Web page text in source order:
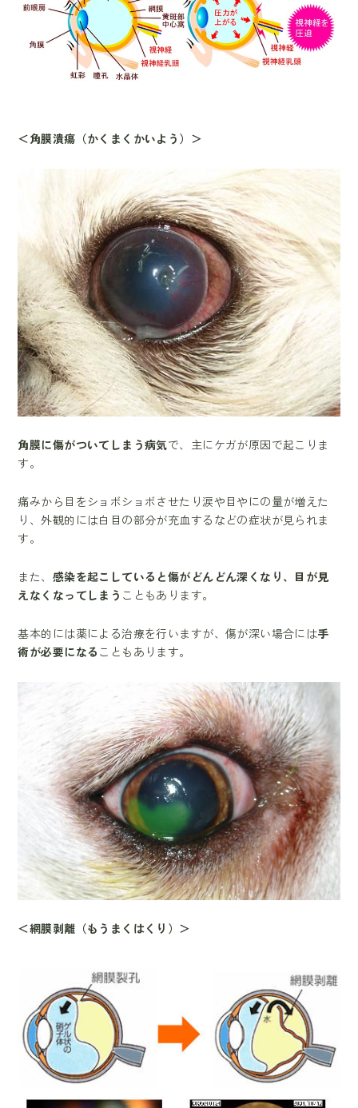
＜角膜潰瘍（かくまくかいよう）＞
角膜に傷がついてしまう病気で、主にケガが原因で起こりま
す。
痛みから目をショボショボさせたり涙や目やにの量が増えた
り、外観的には白目の部分が充血するなどの症状が見られま
す。
また、 感染を起こしていると傷がどんどん深くなり、目が見
えなくなってしまう こともあります。
基本的には薬による治療を行いますが、傷が深い場合には手
術が必要になる こともあります。
＜網膜剥離（もうまくはくり）＞